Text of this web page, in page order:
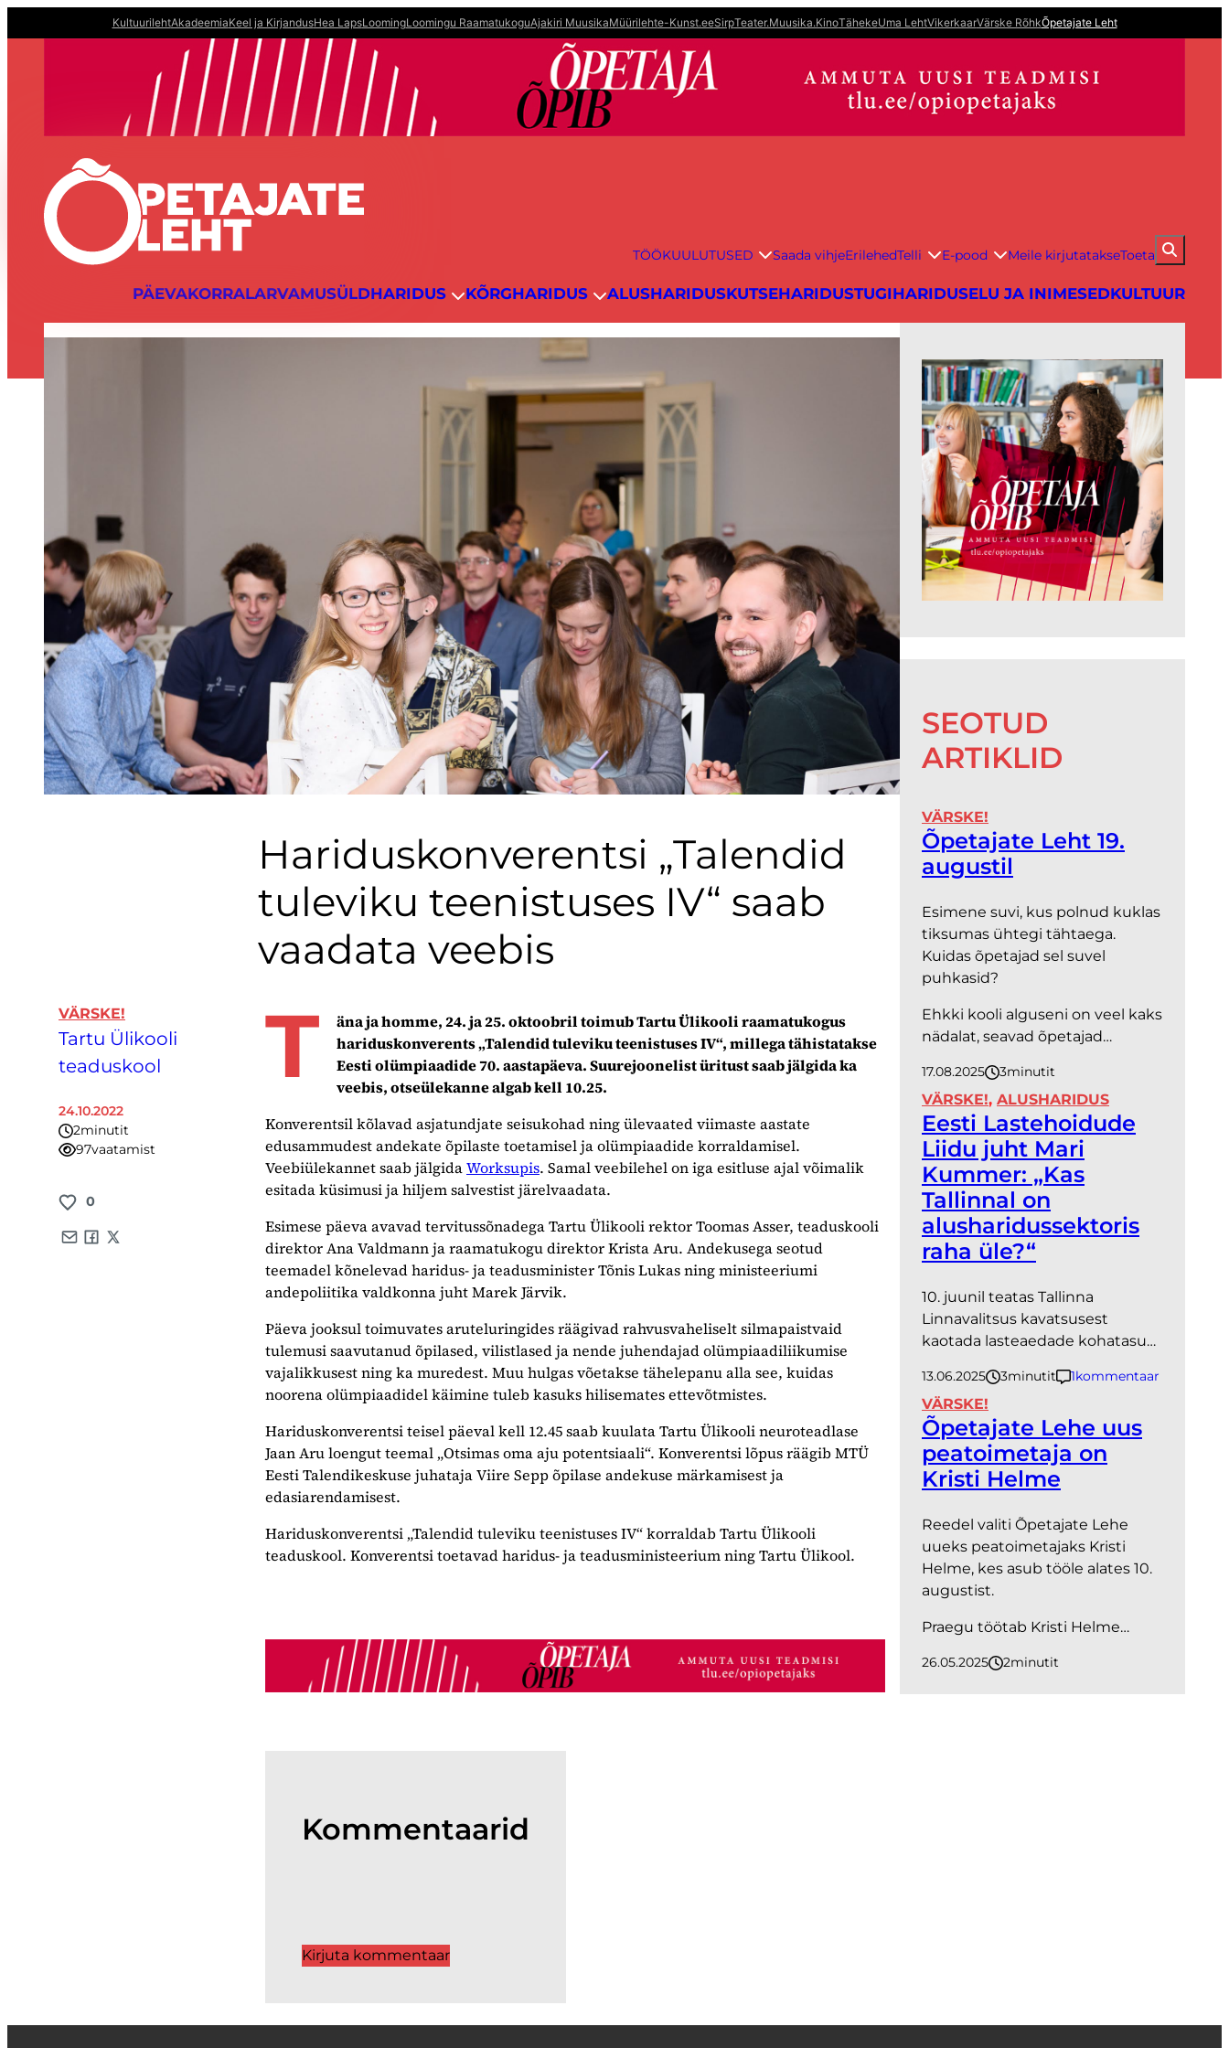
sisu
KultuurilehtAkadeemiaKeel ja KirjandusHea LapsLoomingLoomingu RaamatukoguAjakiri MuusikaMüürilehte-Kunst.eeSirpTeater.Muusika.KinoTähekeUma LehtVikerkaarVärske RõhkÕpetajate Leht
TÖÖKUULUTUSED Saada vihjeErilehedTelli E-pood Meile kirjutatakseToeta
PÄEVAKORRALARVAMUSÜLDHARIDUS KÕRGHARIDUS ALUSHARIDUSKUTSEHARIDUSTUGIHARIDUSELU JA INIMESEDKULTUUR
Hariduskonverentsi „Talendid
tuleviku teenistuses IV“ saab
vaadata veebis
VÄRSKE!
Tartu Ülikooli
teaduskool
24.10.2022
2minutit
97vaatamist
0
T
äna ja homme, 24. ja 25. oktoobril toimub Tartu Ülikooli raamatukogus
hariduskonverents „Talendid tuleviku teenistuses IV“, millega tähistatakse
Eesti olümpiaadide 70. aastapäeva. Suurejoonelist üritust saab jälgida ka
veebis, otseülekanne algab kell 10.25.
Konverentsil kõlavad asjatundjate seisukohad ning ülevaated viimaste aastate
edusammudest andekate õpilaste toetamisel ja olümpiaadide korraldamisel.
Veebiülekannet saab jälgidaWorksupis. Samal veebilehel on iga esitluse ajal võimalik
esitada küsimusi ja hiljem salvestist järelvaadata.
Esimese päeva avavad tervitussõnadega Tartu Ülikooli rektor Toomas Asser, teaduskooli
direktor Ana Valdmann ja raamatukogu direktor Krista Aru. Andekusega seotud
teemadel kõnelevad haridus- ja teadusminister Tõnis Lukas ning ministeeriumi
andepoliitika valdkonna juht Marek Järvik.
Päeva jooksul toimuvates aruteluringides räägivad rahvusvaheliselt silmapaistvaid
tulemusi saavutanud õpilased, vilistlased ja nende juhendajad olümpiaadiliikumise
vajalikkusest ning ka muredest. Muu hulgas võetakse tähelepanu alla see, kuidas
noorena olümpiaadidel käimine tuleb kasuks hilisemates ettevõtmistes.
Hariduskonverentsi teisel päeval kell 12.45 saab kuulata Tartu Ülikooli neuroteadlase
Jaan Aru loengut teemal „Otsimas oma aju potentsiaali“. Konverentsi lõpus räägib MTÜ
Eesti Talendikeskuse juhataja Viire Sepp õpilase andekuse märkamisest ja
edasiarendamisest.
Hariduskonverentsi „Talendid tuleviku teenistuses IV“ korraldab Tartu Ülikooli
teaduskool. Konverentsi toetavad haridus- ja teadusministeerium ning Tartu Ülikool.
Kommentaarid
Kirjuta kommentaar
SEOTUD
ARTIKLID
VÄRSKE!
Õpetajate Leht 19.
augustil
Esimene suvi, kus polnud kuklas
tiksumas ühtegi tähtaega.
Kuidas õpetajad sel suvel
puhkasid?
Ehkki kooli alguseni on veel kaks
nädalat, seavad õpetajad…
17.08.2025 3minutit
VÄRSKE!, ALUSHARIDUS
Eesti Lastehoidude
Liidu juht Mari
Kummer: „Kas
Tallinnal on
alusharidussektoris
raha üle?“
10. juunil teatas Tallinna
Linnavalitsus kavatsusest
kaotada lasteaedade kohatasu…
13.06.2025 3minutit 1kommentaar
VÄRSKE!
Õpetajate Lehe uus
peatoimetaja on
Kristi Helme
Reedel valiti Õpetajate Lehe
uueks peatoimetajaks Kristi
Helme, kes asub tööle alates 10.
augustist.
Praegu töötab Kristi Helme…
26.05.2025 2minutit